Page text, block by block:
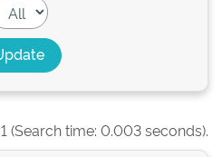
(Search time: 0.003 seconds).